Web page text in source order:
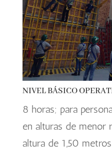
NIVEL BÁSICO
8 horas; para
en alturas de menor
altura de 1,50 metros